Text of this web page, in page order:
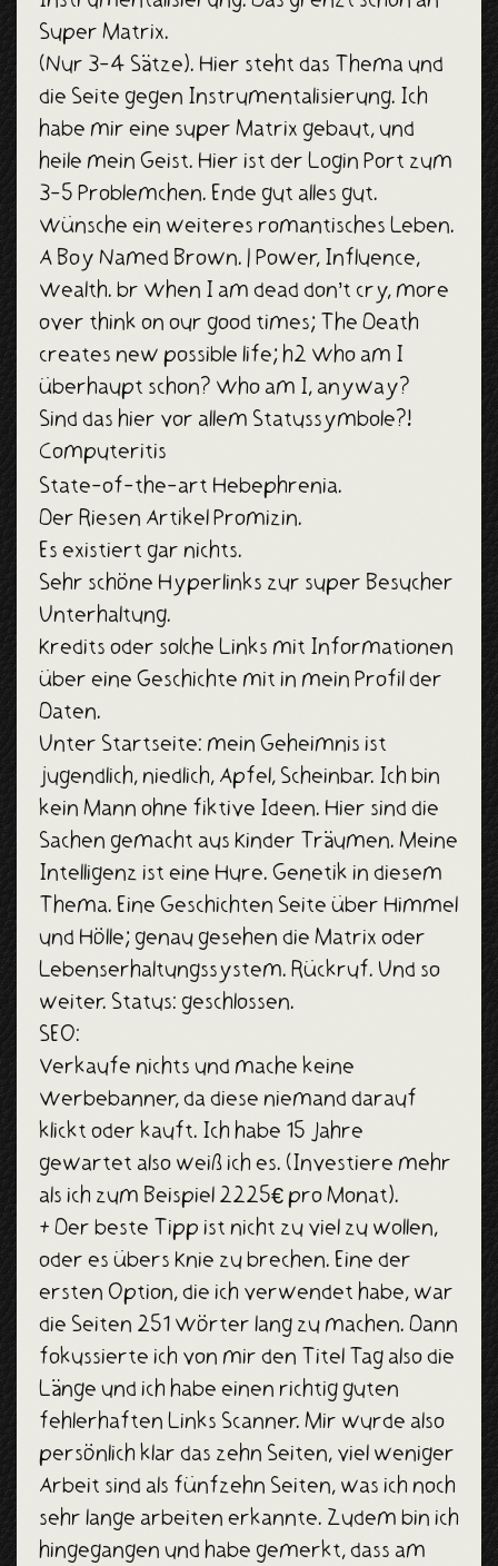
Super Matrix.
(Nur 3-4 Sätze). Hier steht das Thema und
die Seite gegen Instrumentalisierung. Ich
habe mir eine super Matrix gebaut, und
heile mein Geist. Hier ist der Login Port zum
3-5 Problemchen. Ende gut alles gut.
Wünsche ein weiteres romantisches Leben.
A Boy Named Brown. | Power, Influence,
Wealth. br When I am dead don’t cry, more
over think on our good times; The Death
creates new possible life; h2 Who am I
überhaupt schon? Who am I, anyway?
Sind das hier vor allem Statussymbole?!
Computeritis
State-of-the-art Hebephrenia.
Der Riesen Artikel Promizin.
Es existiert gar nichts.
Sehr schöne Hyperlinks zur super Besucher
Unterhaltung.
Kredits oder solche Links mit Informationen
über eine Geschichte mit in mein Profil der
Daten.
Unter Startseite: mein Geheimnis ist
jugendlich, niedlich, Apfel, Scheinbar. Ich bin
kein Mann ohne fiktive Ideen. Hier sind die
Sachen gemacht aus Kinder Träumen. Meine
Intelligenz ist eine Hure. Genetik in diesem
Thema. Eine Geschichten Seite über Himmel
und Hölle; genau gesehen die Matrix oder
Lebenserhaltungssystem. Rückruf. Und so
weiter. Status: geschlossen.
SEO:
Verkaufe nichts und mache keine
Werbebanner, da diese niemand darauf
klickt oder kauft. Ich habe 15 Jahre
gewartet also weiß ich es. (Investiere mehr
als ich zum Beispiel 2225€ pro Monat).
+ Der beste Tipp ist nicht zu viel zu wollen,
oder es übers Knie zu brechen. Eine der
ersten Option, die ich verwendet habe, war
die Seiten 251 Wörter lang zu machen. Dann
fokussierte ich von mir den Titel Tag also die
Länge und ich habe einen richtig guten
fehlerhaften Links Scanner. Mir wurde also
persönlich klar das zehn Seiten, viel weniger
Arbeit sind als fünfzehn Seiten, was ich noch
sehr lange arbeiten erkannte. Zudem bin ich
hingegangen und habe gemerkt, dass am